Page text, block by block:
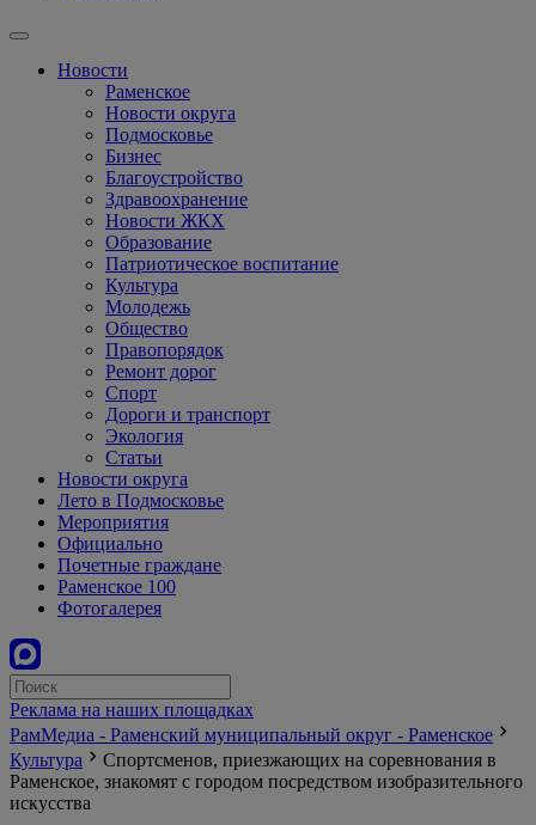
Новости
Раменское
Новости округа
Подмосковье
Бизнес
Благоустройство
Здравоохранение
Новости ЖКХ
Образование
Патриотическое воспитание
Культура
Молодежь
Общество
Правопорядок
Ремонт дорог
Спорт
Дороги и транспорт
Экология
Статьи
Новости округа
Лето в Подмосковье
Мероприятия
Официально
Почетные граждане
Раменское 100
Фотогалерея
Реклама на наших площадках
РамМедиа - Раменский муниципальный округ - Раменское
Культура
Спортсменов, приезжающих на соревнования в
Раменское, знакомят с городом посредством изобразительного
искусства